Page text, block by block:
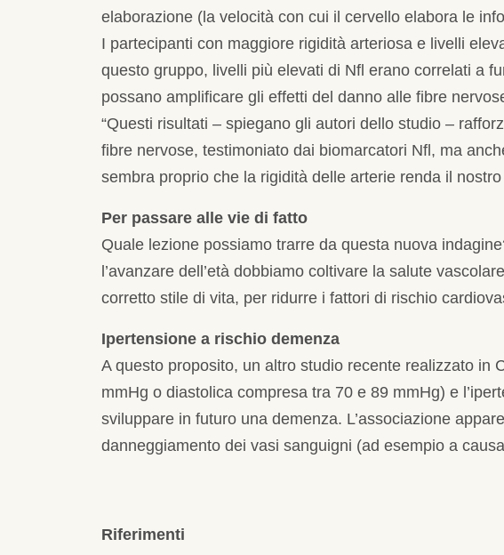
elaborazione (la velocità con cui il cervello elabora le
I partecipanti con maggiore rigidità arteriosa e livelli
questo gruppo, livelli più elevati di Nfl erano correlati a
possano amplificare gli effetti del danno alle fibre
“Questi risultati – spiegano gli autori dello studio –
fibre nervose, testimoniato dai biomarcatori Nfl, ma
sembra proprio che la rigidità delle arterie renda il
Per passare alle vie di fatto
Quale lezione possiamo trarre da questa nuova
l’avanzare dell’età dobbiamo coltivare la salute
corretto stile di vita, per ridurre i fattori di rischio
Ipertensione a rischio demenza
A questo proposito, un altro studio recente realizzato in
mmHg o diastolica compresa tra 70 e 89 mmHg) e
sviluppare in futuro una demenza. L’associazione
danneggiamento dei vasi sanguigni (ad esempio a
Riferimenti